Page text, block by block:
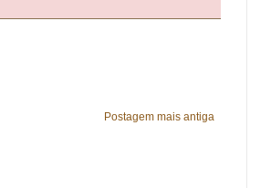
Postagem mais antiga